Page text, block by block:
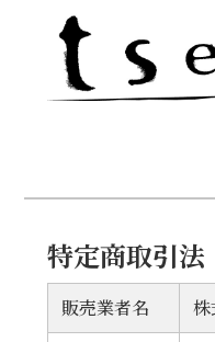
特定商取引法
販売業者名
株